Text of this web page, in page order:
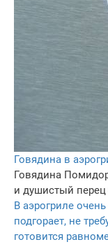
Говядина в
Говядина
и душистый перец
В аэрогриле
подгорает, не
готовится